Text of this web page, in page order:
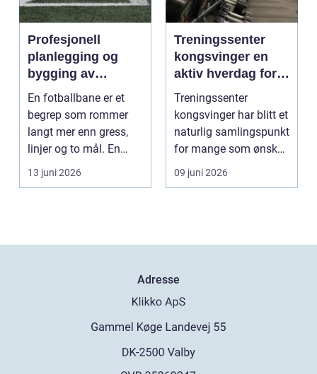
Profesjonell
planlegging og
bygging av
fotballbane
En fotballbane er et
begrep som rommer
langt mer enn gress,
linjer og to mål. En
moderne bane ...
13 juni 2026
Treningssenter
kongsvinger en
aktiv hverdag for
vanlige folk
Treningssenter
kongsvinger har blitt et
naturlig samlingspunkt
for mange som ønsker
en sterkere, sun...
09 juni 2026
Adresse